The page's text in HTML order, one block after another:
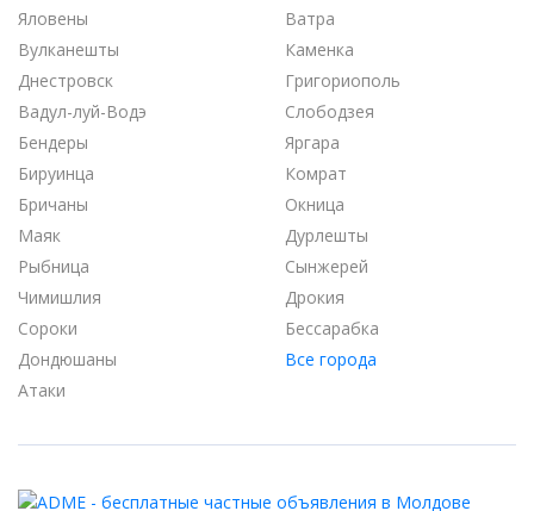
Яловены
Вулканешты
Днестровск
Вадул-луй-Водэ
Бендеры
Ватра
Каменка
Григориополь
Слободзея
Яргара
Бируинца
Бричаны
Маяк
Рыбница
Чимишлия
Сороки
Дондюшаны
Атаки
Комрат
Окница
Дурлешты
Сынжерей
Дрокия
Бессарабка
Все города